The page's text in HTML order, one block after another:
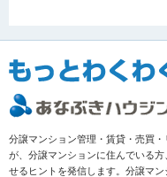
分譲マンション管理・賃貸・売買
が、分譲マンションに住んでいる
せるヒントを発信します。分譲マ